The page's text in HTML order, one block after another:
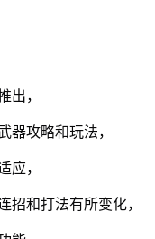
出，
器攻略和玩法，
应，
招和打法有所变化，